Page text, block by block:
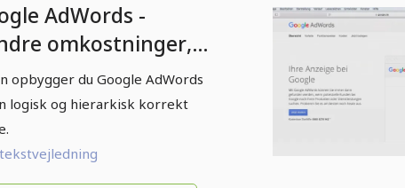
AdWords -
omkostninger,
kunder - 1.7 Google
struktur
opbygger du Google AdWords
logisk og hierarkisk korrekt